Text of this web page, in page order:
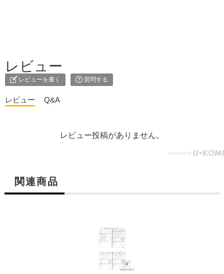
レビュー
レビューを書く 質問する
レビュー Q&A
レビュー投稿がありません。
関連商品
検索す